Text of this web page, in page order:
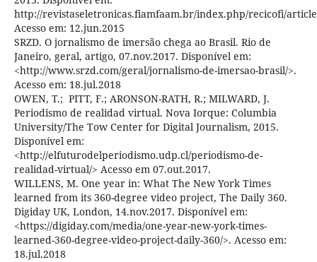
http://revistaseletronicas.fiamfaam.br/index.php/recicofi/
Acesso em: 12.jun.2015
SRZD. O jornalismo de imersão chega ao Brasil. Rio de
Janeiro, geral, artigo, 07.nov.2017. Disponível em:
<http://www.srzd.com/geral/jornalismo-de-imersao-brasil/>.
Acesso em: 18.jul.2018
OWEN, T.; PITT, F.; ARONSON-RATH, R.; MILWARD, J.
Periodismo de realidad virtual. Nova Iorque: Columbia
University/The Tow Center for Digital Journalism, 2015.
Disponível em:
<http://elfuturodelperiodismo.udp.cl/periodismo-de-
realidad-virtual/> Acesso em 07.out.2017.
WILLENS, M. One year in: What The New York Times
learned from its 360-degree video project, The Daily 360.
Digiday UK, London, 14.nov.2017. Disponível em:
<https://digiday.com/media/one-year-new-york-times-
learned-360-degree-video-project-daily-360/>. Acesso em:
18.jul.2018